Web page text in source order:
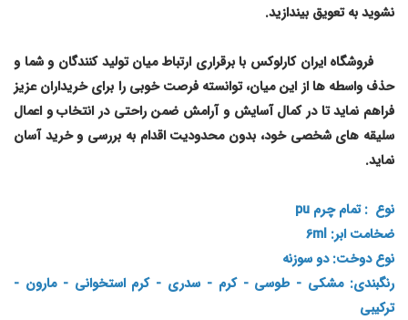
نشوید به تعویق بیندازید.
فروشگاه ایران کارلوکس با برقراری ارتباط میان تولید کنندگان و شما و
حذف واسطه ها از این میان، توانسته فرصت خوبی را برای خریداران عزیز
فراهم نماید تا در کمال آسایش و آرامش ضمن راحتی در انتخاب و اعمال
سلیقه های شخصی خود، بدون محدودیت اقدام به بررسی و خرید آسان
نماید.
نوع : تمام چرم pu
ضخامت ابر: 6ml
نوع دوخت: دو سوزنه
رنگبندی: مشکی - طوسی - کرم - سدری - کرم استخوانی - مارون -
ترکیبی